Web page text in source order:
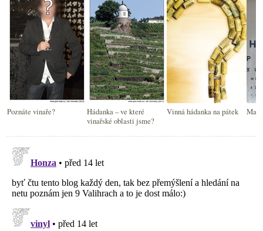
Poznáte vinaře?
Hádanka – ve které
vinařské oblasti jsme?
Vinná hádanka na pátek